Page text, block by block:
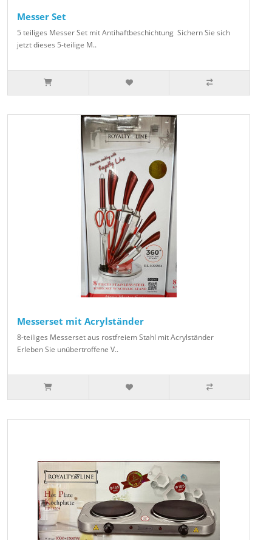
Messer Set
5 teiliges Messer Set mit Antihaftbeschichtung Sichern Sie sich
jetzt dieses 5-teilige M..
Messerset mit Acrylständer
8-teiliges Messerset aus rostfreiem Stahl mit Acrylständer
Erleben Sie unübertroffene V..